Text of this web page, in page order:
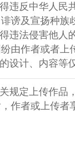
违反中华人民
谤及宣扬种族
违法侵害他人
由作者或者上
设计、内容等
规定上传作品
作者或上传者